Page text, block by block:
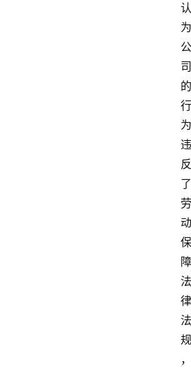
认
为
公
司
的
行
为
违
反
了
劳
动
保
障
法
律
法
规
，